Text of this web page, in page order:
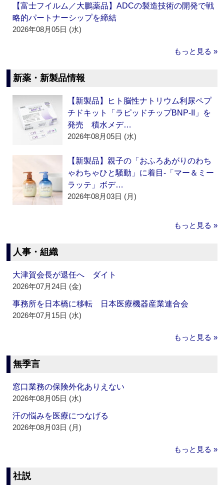
【富士フイルム／大鵬薬品】ADCの製造技術の開発で戦
略的パートナーシップを締結
2026年08月05日 (水)
もっと見る »
新薬・新製品情報
【新製品】ヒト脳性ナトリウム利尿ペプ
チドキット「ラピッドチップBNP-II」を
発売 積水メデ…
2026年08月05日 (水)
【新製品】親子の「おふろあがりのわち
ゃわちゃひと騒動」に着目‐「マー＆ミー
ラッテ」ボデ…
2026年08月03日 (月)
もっと見る »
人事・組織
大津賀会長が退任へ ダイト
2026年07月24日 (金)
事務所を日本橋に移転 日本医療機器産業連合会
2026年07月15日 (水)
もっと見る »
無季言
窓口業務の保険外化ありえない
2026年08月05日 (水)
汗の悩みを医療につなげる
2026年08月03日 (月)
もっと見る »
社説